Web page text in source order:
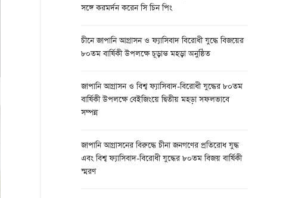
সঙ্গে করমর্দন করেন সি চিন পিং
চীনে জাপানি আগ্রাসন ও ফ্যাসিবাদ বিরোধী যুদ্ধে বিজয়ের
৮০তম বার্ষিকী উপলক্ষে চূড়ান্ত মহড়া অনুষ্ঠিত
জাপানি আগ্রাসন ও বিশ্ব ফ্যাসিবাদ-বিরোধী যুদ্ধের ৮০তম
বার্ষিকী উপলক্ষে বেইজিংয়ে দ্বিতীয় মহড়া সফলভাবে
সম্পন্ন
জাপানি আগ্রাসনের বিরুদ্ধে চীনা জনগণের প্রতিরোধ যুদ্ধ
এবং বিশ্ব ফ্যাসিবাদ-বিরোধী যুদ্ধের ৮০তম বিজয় বার্ষিকী
স্মরণ